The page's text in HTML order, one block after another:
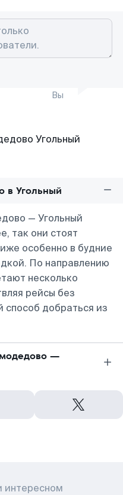
Вы
в Угольный
— Угольный
так они стоят
особенно в будние
По направлению
несколько
рейсы без
добраться из
—
интересном